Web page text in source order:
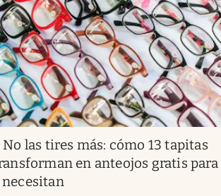
No las tires más: cómo 13 tapitas
en anteojos gratis para